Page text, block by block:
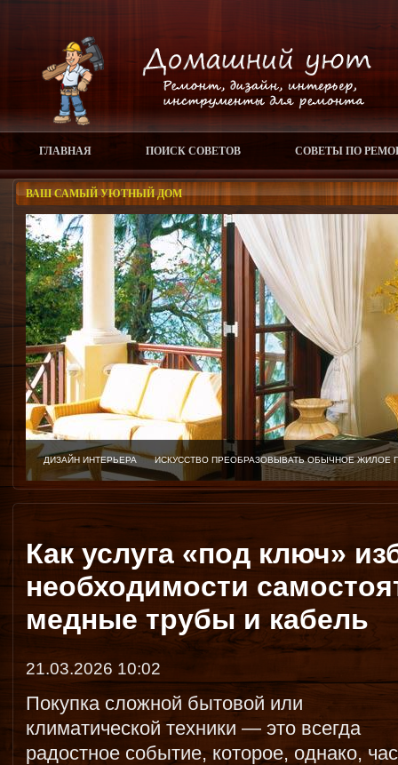
ГЛАВНАЯ ПОИСК СОВЕТОВ СОВЕТЫ ПО
ВАШ САМЫЙ УЮТНЫЙ ДОМ
ДИЗАЙН ИНТЕРЬЕРА ИСКУССТВО ПРЕОБРАЗОВЫВАТЬ ОБЫЧНОЕ
Как услуга «под ключ»
необходимости
медные трубы и кабель
21.03.2026 10:02
Покупка сложной бытовой или
климатической техники — это всегда
радостное событие, которое, однако,